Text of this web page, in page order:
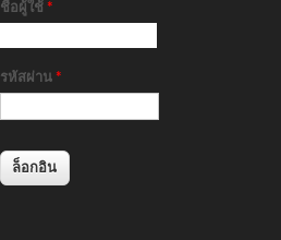
ชื่อผู้ใช้ *
รหัสผ่าน *